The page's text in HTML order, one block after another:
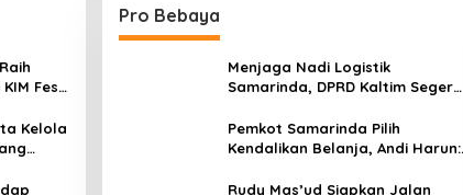
Fest
Kelola
Pro Bebaya
Menjaga Nadi Logistik
Samarinda, DPRD Kaltim Segera
Pemkot Samarinda Pilih
Kendalikan Belanja, Andi Harun:
daripada Berutang
Rudy Mas’ud Siapkan Jalan